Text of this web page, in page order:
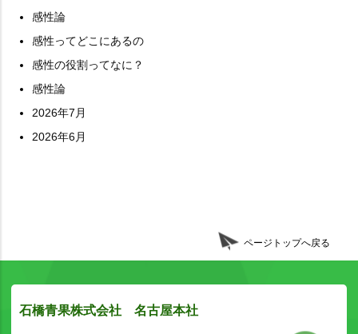
感性論
感性ってどこにあるの
感性の役割ってなに？
感性論
2026年7月
2026年6月
ページトップへ戻る
石橋青果株式会社 名古屋本社